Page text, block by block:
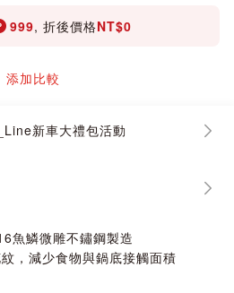
999, 折後價格NT$0
添加比較
新車大禮包活動
魚鱗微雕不鏽鋼製造
，減少食物與鍋底接觸面積